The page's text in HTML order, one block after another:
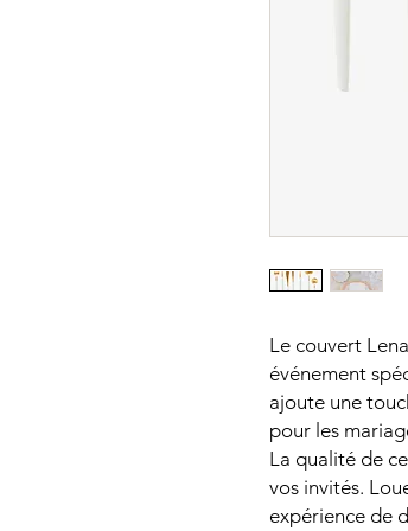
Le couvert
événement
ajoute une
pour les
La qualité de
vos invités.
expérience de